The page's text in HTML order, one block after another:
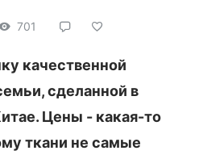
701
качественной
сделанной в
Цены - какая-то
ткани не самые